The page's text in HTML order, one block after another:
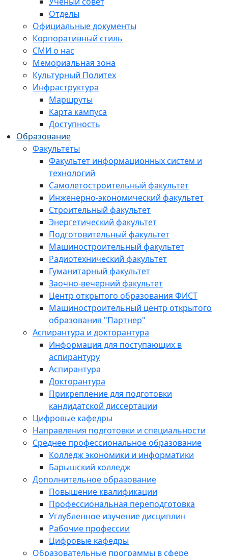
Отделы
Официальные документы
Корпоративный стиль
СМИ о нас
Мемориальная зона
Культурный Политех
Инфраструктура
Маршруты
Карта кампуса
Доступность
Образование
Факультеты
Факультет информационных систем и
технологий
Самолетостроительный факультет
Инженерно-экономический факультет
Строительный факультет
Энергетический факультет
Подготовительный факультет
Машиностроительный факультет
Радиотехнический факультет
Гуманитарный факультет
Заочно-вечерний факультет
Центр открытого образования ФИСТ
Машиностроительный центр открытого
образования "Партнер"
Аспирантура и докторантура
Информация для поступающих в
аспирантуру
Аспирантура
Докторантура
Прикрепление для подготовки
кандидатской диссертации
Цифровые кафедры
Направления подготовки и специальности
Среднее профессиональное образование
Колледж экономики и информатики
Барышский колледж
Дополнительное образование
Повышение квалификации
Профессиональная переподготовка
Углубленное изучение дисциплин
Рабочие профессии
Цифровые кафедры
Образовательные программы в сфере